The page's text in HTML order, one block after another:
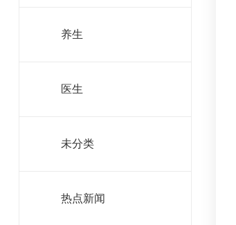
养生
医生
未分类
热点新闻